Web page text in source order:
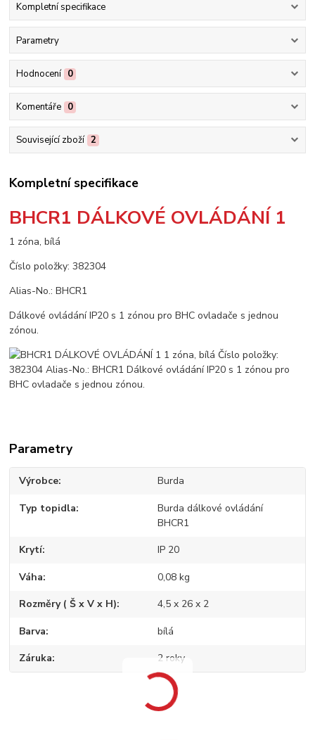
Kompletní specifikace
Parametry
Hodnocení 0
Komentáře 0
Související zboží 2
Kompletní specifikace
BHCR1 DÁLKOVÉ OVLÁDÁNÍ 1
1 zóna, bílá
Číslo položky: 382304
Alias-No.: BHCR1
Dálkové ovládání IP20 s 1 zónou pro BHC ovladače s jednou
zónou.
Parametry
Výrobce Burda
Typ topidla
Burda dálkové ovládání
BHCR1
Krytí IP 20
Váha 0,08 kg
Rozměry ( Š x V x H) 4,5 x 26 x 2
Barva bílá
Záruka 2 roky